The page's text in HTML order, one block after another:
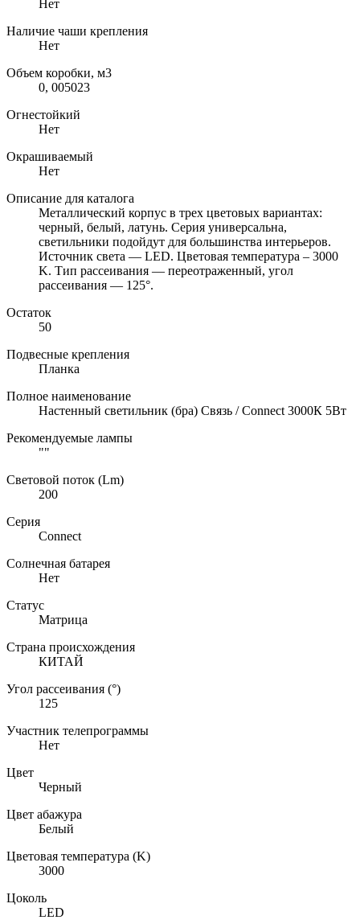
Нет
Наличие чаши крепления
Нет
Объем коробки, м3
0, 005023
Огнестойкий
Нет
Окрашиваемый
Нет
Описание для каталога
Металлический корпус в трех цветовых вариантах:
черный, белый, латунь. Серия универсальна,
светильники подойдут для большинства интерьеров.
Источник света — LED. Цветовая температура – 3000
K. Тип рассеивания — переотраженный, угол
рассеивания — 125°.
Остаток
50
Подвесные крепления
Планка
Полное наименование
Настенный светильник (бра) Связь / Connect 3000К 5Вт
Рекомендуемые лампы
""
Световой поток (Lm)
200
Серия
Connect
Солнечная батарея
Нет
Статус
Матрица
Страна происхождения
КИТАЙ
Угол рассеивания (°)
125
Участник телепрограммы
Нет
Цвет
Черный
Цвет абажура
Белый
Цветовая температура (K)
3000
Цоколь
LED